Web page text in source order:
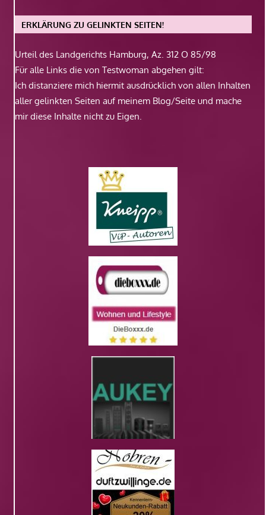
ERKLÄRUNG ZU GELINKTEN SEITEN!
Urteil des Landgerichts Hamburg, Az. 312 O 85/98
Für alle Links die von Testwoman abgehen gilt:
Ich distanziere mich hiermit ausdrücklich von allen Inhalten
aller gelinkten Seiten auf meinem Blog/Seite und mache
mir diese Inhalte nicht zu Eigen.